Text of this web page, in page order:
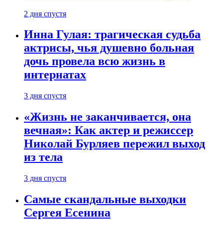
2 дня спустя
Инна Гулая: трагическая судьба
актрисы, чья душевно больная
дочь провела всю жизнь в
интернатах
3 дня спустя
«Жизнь не заканчивается, она
вечная»: Как актер и режиссер
Николай Бурляев пережил выход
из тела
3 дня спустя
Самые скандальные выходки
Сергея Есенина